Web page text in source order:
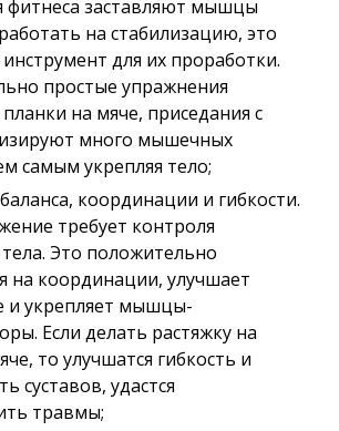
фитнеса заставляют мышцы
на стабилизацию, это
для их проработки.
простые упражнения
на мяче, приседания с
много мышечных
самым укрепляя тело;
координации и гибкости.
требует контроля
Это положительно
на координации, улучшает
и укрепляет мышцы-
Если делать растяжку на
то улучшатся гибкость и
суставов, удастся
травмы;